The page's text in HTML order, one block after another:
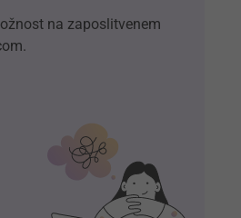
na zaposlitvenem